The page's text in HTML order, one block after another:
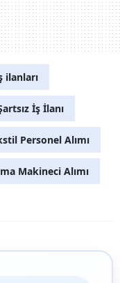
ilanları
İş İlanı
Personel Alımı
Makineci Alımı